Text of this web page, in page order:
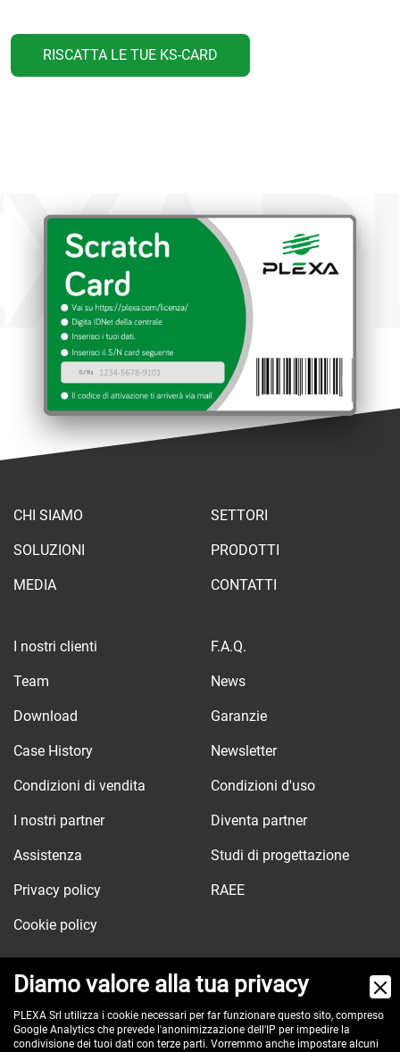
RISCATTA LE TUE KS-CARD
Via dell'Orologio, 103
40037 Sasso Marconi (BO) - ITALY
CHI SIAMO SETTORI
SOLUZIONI PRODOTTI
MEDIA CONTATTI
I nostri clienti F.A.Q.
Team News
Download Garanzie
Case History Newsletter
Condizioni di vendita Condizioni d'uso
I nostri partner Diventa partner
Assistenza Studi di progettazione
Privacy policy RAEE
Cookie policy
Diamo valore alla tua privacy
PLEXA Srl utilizza i cookie necessari per far funzionare questo sito, compreso
Google Analytics che prevede l'anonimizzazione dell'IP per impedire la
condivisione dei tuoi dati con terze parti. Vorremmo anche impostare alcuni